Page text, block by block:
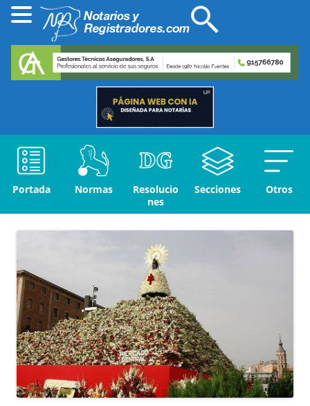
Portada Normas
Resolucio
nes
Secciones Otros